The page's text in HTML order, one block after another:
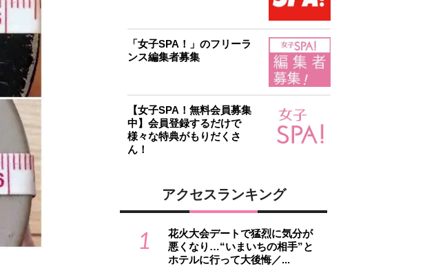
「女子SPA！」のフリーラ
ンス編集者募集
【女子SPA！無料会員募集
中】会員登録するだけで
様々な特典がもりだくさ
ん！
アクセスランキング
1
花火大会デートで猛烈に気分が
悪くなり…“いまいちの相手”と
ホテルに行って大後悔／...